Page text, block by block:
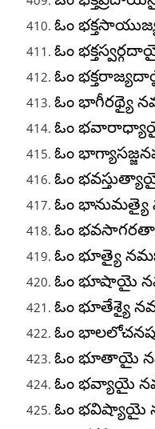
ఓం
ఓం
ఓం
ఓం భాగీరథ్యై
ఓం
ఓం
ఓం
ఓం భానుమత్యై
ఓం
ఓం భూత్యై
ఓం భూషాయై
ఓం భూతేశ్యై
ఓం
ఓం భూతాయై
ఓం భవ్యాయై
ఓం భవిష్యాయై